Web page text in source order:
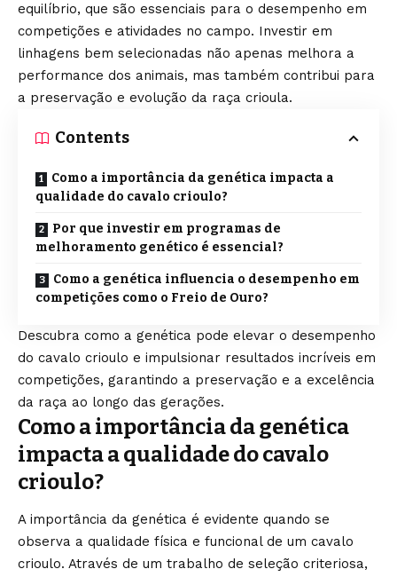
equilíbrio, que são essenciais para o desempenho em
competições e atividades no campo. Investir em
linhagens bem selecionadas não apenas melhora a
performance dos animais, mas também contribui para
a preservação e evolução da raça crioula.
Contents
Como a importância da genética impacta a
qualidade do cavalo crioulo?
Por que investir em programas de
melhoramento genético é essencial?
Como a genética influencia o desempenho em
competições como o Freio de Ouro?
Descubra como a genética pode elevar o desempenho
do cavalo crioulo e impulsionar resultados incríveis em
competições, garantindo a preservação e a excelência
da raça ao longo das gerações.
Como a importância da genética
impacta a qualidade do cavalo
crioulo?
A importância da genética é evidente quando se
observa a qualidade física e funcional de um cavalo
crioulo. Através de um trabalho de seleção criteriosa,